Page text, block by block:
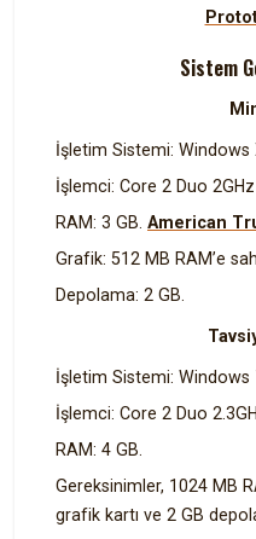
Sistem
İşletim Sistemi: Windows
İşlemci: Core 2 Duo
RAM: 3 GB. American
Grafik: 512 MB RAM’e
Depolama: 2 GB.
İşletim Sistemi: Windows
İşlemci: Core 2 Duo
RAM: 4 GB.
Gereksinimler, 1024 MB
grafik kartı ve 2 GB